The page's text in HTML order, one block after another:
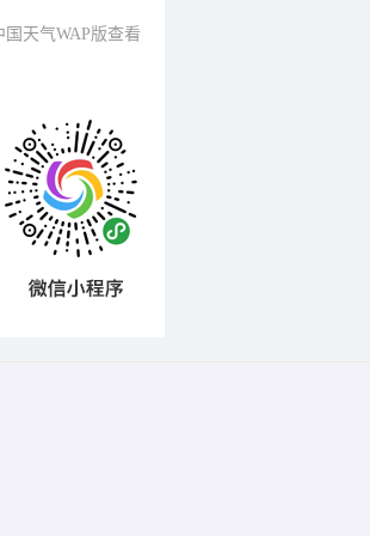
天气WAP版查看